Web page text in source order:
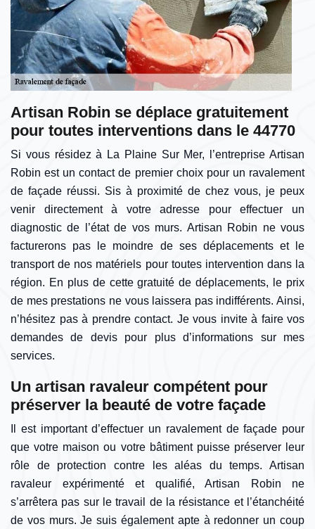
Artisan Robin se déplace gratuitement
pour toutes interventions dans le 44770
Si vous résidez à La Plaine Sur Mer, l’entreprise Artisan
Robin est un contact de premier choix pour un ravalement
de façade réussi. Sis à proximité de chez vous, je peux
venir directement à votre adresse pour effectuer un
diagnostic de l’état de vos murs. Artisan Robin ne vous
facturerons pas le moindre de ses déplacements et le
transport de nos matériels pour toutes intervention dans la
région. En plus de cette gratuité de déplacements, le prix
de mes prestations ne vous laissera pas indifférents. Ainsi,
n’hésitez pas à prendre contact. Je vous invite à faire vos
demandes de devis pour plus d’informations sur mes
services.
Un artisan ravaleur compétent pour
préserver la beauté de votre façade
Il est important d’effectuer un ravalement de façade pour
que votre maison ou votre bâtiment puisse préserver leur
rôle de protection contre les aléas du temps. Artisan
ravaleur expérimenté et qualifié, Artisan Robin ne
s’arrêtera pas sur le travail de la résistance et l’étanchéité
de vos murs. Je suis également apte à redonner un coup